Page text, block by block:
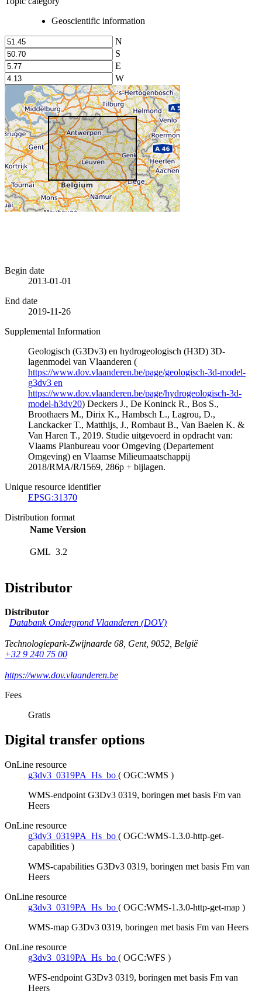
Geoscientific information
N
S
E
W
Begin date
2013-01-01
End date
2019-11-26
Supplemental Information
Geologisch (G3Dv3) en hydrogeologisch (H3D) 3D-
lagenmodel van Vlaanderen (
https://www.dov.vlaanderen.be/page/geologisch-3d-model-
g3dv3 en
https://www.dov.vlaanderen.be/page/hydrogeologisch-3d-
model-h3dv20) Deckers J., De Koninck R., Bos S.,
Broothaers M., Dirix K., Hambsch L., Lagrou, D.,
Lanckacker T., Matthijs, J., Rombaut B., Van Baelen K. &
Van Haren T., 2019. Studie uitgevoerd in opdracht van:
Vlaams Planbureau voor Omgeving (Departement
Omgeving) en Vlaamse Milieumaatschappij
2018/RMA/R/1569, 286p + bijlagen.
Unique resource identifier
EPSG:31370
Distribution format
Name Version
GML 3.2
Distributor
Distributor
Databank Ondergrond Vlaanderen (DOV)
Technologiepark-Zwijnaarde 68, Gent, 9052, België
+32 9 240 75 00
https://www.dov.vlaanderen.be
Fees
Gratis
Digital transfer options
OnLine resource
g3dv3_0319PA_Hs_bo ( OGC:WMS )
WMS-endpoint G3Dv3 0319, boringen met basis Fm van
Heers
OnLine resource
g3dv3_0319PA_Hs_bo ( OGC:WMS-1.3.0-http-get-
capabilities )
WMS-capabilities G3Dv3 0319, boringen met basis Fm van
Heers
OnLine resource
g3dv3_0319PA_Hs_bo ( OGC:WMS-1.3.0-http-get-map )
WMS-map G3Dv3 0319, boringen met basis Fm van Heers
OnLine resource
g3dv3_0319PA_Hs_bo ( OGC:WFS )
WFS-endpoint G3Dv3 0319, boringen met basis Fm van
Heers